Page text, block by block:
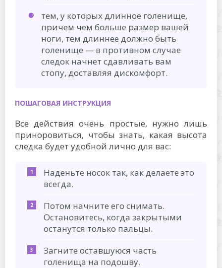
тем, у которых длинное голенище,
причем чем больше размер вашей
ноги, тем длиннее должно быть
голенище — в противном случае
следок начнет сдавливать вам
стопу, доставляя дискомфорт.
ПОШАГОВАЯ ИНСТРУКЦИЯ
Все действия очень простые, нужно лишь
приноровиться, чтобы знать, какая высота
следка будет удобной лично для вас:
Наденьте носок так, как делаете это
всегда.
Потом начните его снимать.
Остановитесь, когда закрытыми
останутся только пальцы.
Загните оставшуюся часть
голенища на подошву.